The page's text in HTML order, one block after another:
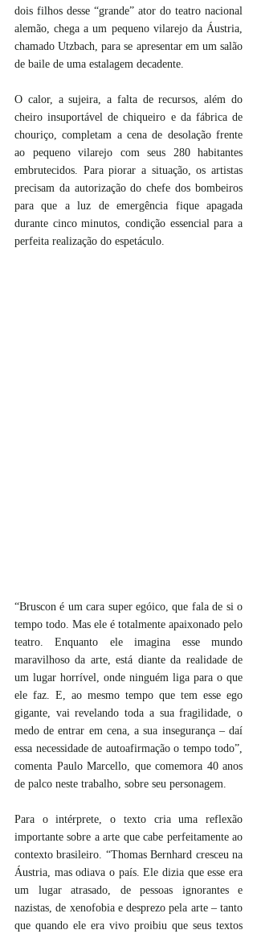
dois filhos desse “grande” ator do teatro nacional
alemão, chega a um pequeno vilarejo da Áustria,
chamado Utzbach, para se apresentar em um salão
de baile de uma estalagem decadente.
O calor, a sujeira, a falta de recursos, além do
cheiro insuportável de chiqueiro e da fábrica de
chouriço, completam a cena de desolação frente
ao pequeno vilarejo com seus 280 habitantes
embrutecidos. Para piorar a situação, os artistas
precisam da autorização do chefe dos bombeiros
para que a luz de emergência fique apagada
durante cinco minutos, condição essencial para a
perfeita realização do espetáculo.
“Bruscon é um cara super egóico, que fala de si o
tempo todo. Mas ele é totalmente apaixonado pelo
teatro. Enquanto ele imagina esse mundo
maravilhoso da arte, está diante da realidade de
um lugar horrível, onde ninguém liga para o que
ele faz. E, ao mesmo tempo que tem esse ego
gigante, vai revelando toda a sua fragilidade, o
medo de entrar em cena, a sua insegurança – daí
essa necessidade de autoafirmação o tempo todo”,
comenta Paulo Marcello, que comemora 40 anos
de palco neste trabalho, sobre seu personagem.
Para o intérprete, o texto cria uma reflexão
importante sobre a arte que cabe perfeitamente ao
contexto brasileiro. “Thomas Bernhard cresceu na
Áustria, mas odiava o país. Ele dizia que esse era
um lugar atrasado, de pessoas ignorantes e
nazistas, de xenofobia e desprezo pela arte – tanto
que quando ele era vivo proibiu que seus textos